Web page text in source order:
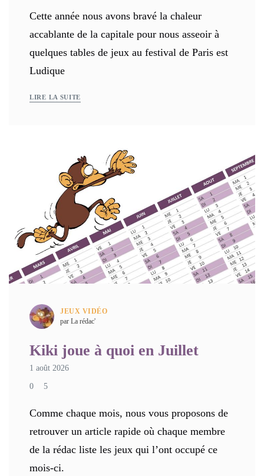
Cette année nous avons bravé la chaleur
accablante de la capitale pour nous asseoir à
quelques tables de jeux au festival de Paris est
Ludique
LIRE LA SUITE
JEUX VIDÉO
par La rédac'
Kiki joue à quoi en Juillet
1 août 2026
0 5
Comme chaque mois, nous vous proposons de
retrouver un article rapide où chaque membre
de la rédac liste les jeux qui l’ont occupé ce
mois-ci.